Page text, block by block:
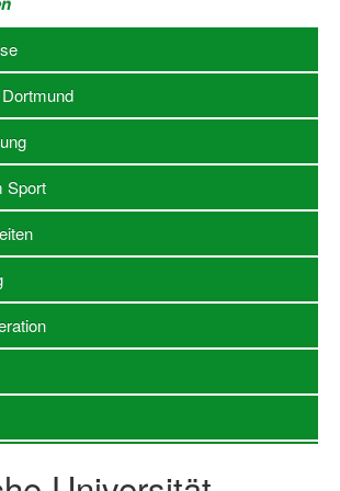
SSB Dortmund
in Dortmund
im Sport
Sport